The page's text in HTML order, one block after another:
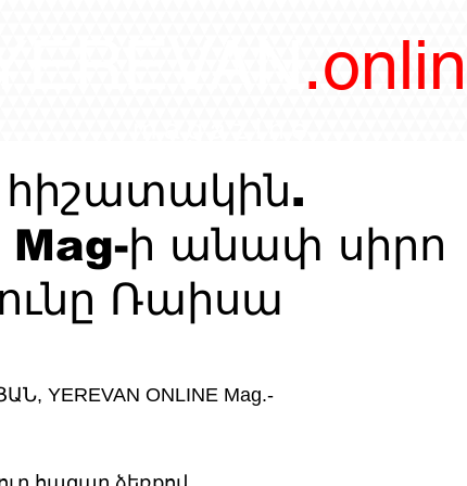
հիշատակին.
Mag-ի անափ սիրո
Ռաիսա
YEREVAN ONLINE Mag.-